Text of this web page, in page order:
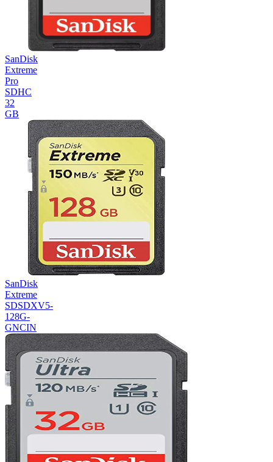
SanDisk
Extreme
Pro
SDHC
32
GB
SanDisk
Extreme
SDSDXV5-
128G-
GNCIN